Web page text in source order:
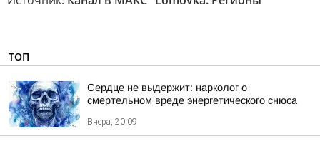
ТОП
Сердце не выдержит: нарколог о
смертельном вреде энергетического снюса
Вчера, 20:09